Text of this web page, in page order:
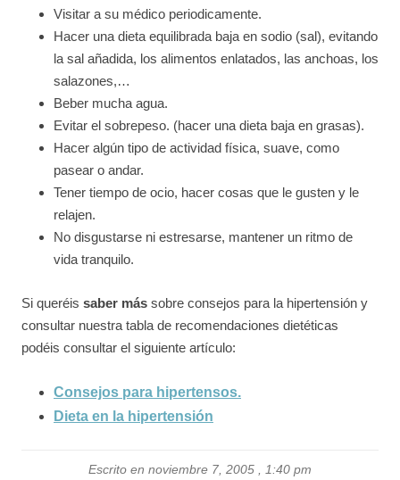
Visitar a su médico periodicamente.
Hacer una dieta equilibrada baja en sodio (sal), evitando
la sal añadida, los alimentos enlatados, las anchoas, los
salazones,…
Beber mucha agua.
Evitar el sobrepeso. (hacer una dieta baja en grasas).
Hacer algún tipo de actividad física, suave, como
pasear o andar.
Tener tiempo de ocio, hacer cosas que le gusten y le
relajen.
No disgustarse ni estresarse, mantener un ritmo de
vida tranquilo.
Si queréis saber más sobre consejos para la hipertensión y
consultar nuestra tabla de recomendaciones dietéticas
podéis consultar el siguiente artículo:
Consejos para hipertensos.
Dieta en la hipertensión
Escrito en noviembre 7, 2005 , 1:40 pm